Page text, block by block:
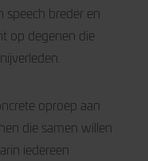
speech breder en
op degenen die
oproep aan
die samen willen
iedereen